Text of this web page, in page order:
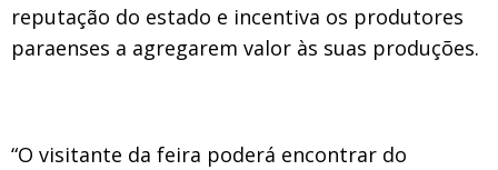
reputação do estado e incentiva os produtores
paraenses a agregarem valor às suas produções.
“O visitante da feira poderá encontrar do